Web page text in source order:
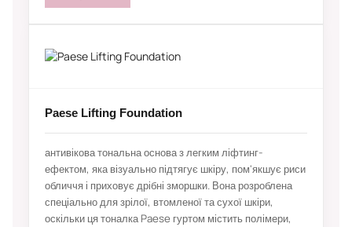
Paese Lifting Foundation
антивікова тональна основа з легким ліфтинг-
ефектом, яка візуально підтягує шкіру, пом'якшує риси
обличчя і приховує дрібні зморшки. Вона розроблена
спеціально для зрілої, втомленої та сухої шкіри,
оскільки ця тоналка Paese гуртом містить полімери,